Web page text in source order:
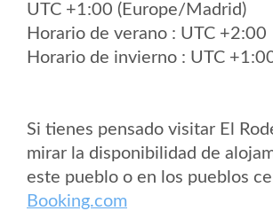
UTC +1:00 (Europe/Madrid)
Horario de verano : UTC +2:00
Horario de invierno : UTC
Si tienes pensado visitar El
mirar la disponibilidad de
este pueblo o en los pueblos
Booking.com